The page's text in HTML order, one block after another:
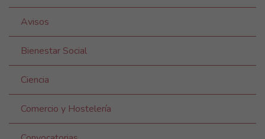
Avisos
Bienestar Social
Ciencia
Comercio y Hostelería